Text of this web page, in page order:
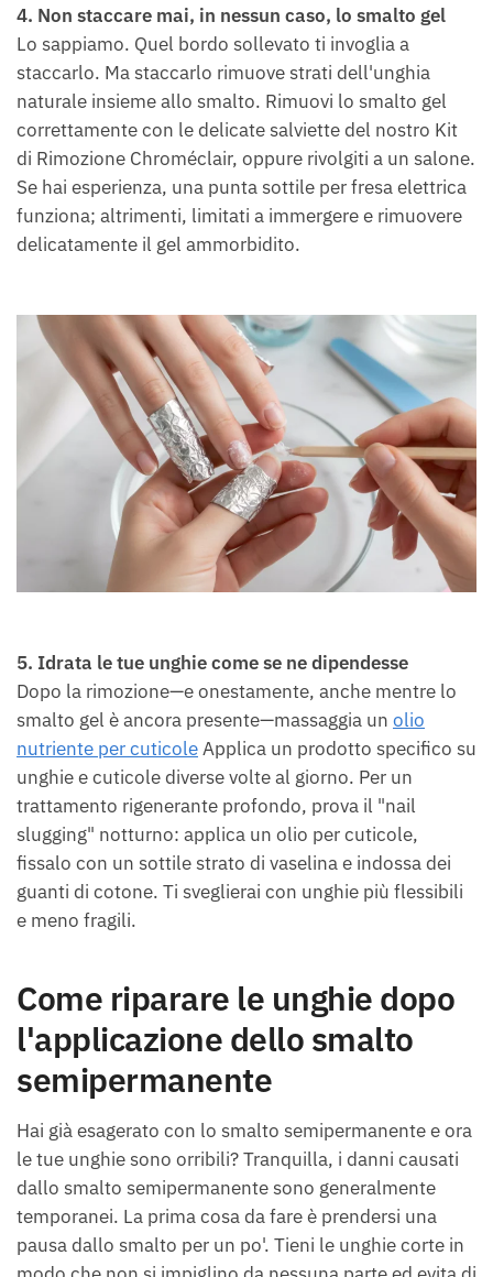
4. Non staccare mai, in nessun caso, lo smalto gel
Lo sappiamo. Quel bordo sollevato ti invoglia a
staccarlo. Ma staccarlo rimuove strati dell'unghia
naturale insieme allo smalto. Rimuovi lo smalto gel
correttamente con le delicate salviette del nostro Kit
di Rimozione Chroméclair, oppure rivolgiti a un salone.
Se hai esperienza, una punta sottile per fresa elettrica
funziona; altrimenti, limitati a immergere e rimuovere
delicatamente il gel ammorbidito.
5. Idrata le tue unghie come se ne dipendesse
Dopo la rimozione—e onestamente, anche mentre lo
smalto gel è ancora presente—massaggia un olio
nutriente per cuticoleApplica un prodotto specifico su
unghie e cuticole diverse volte al giorno. Per un
trattamento rigenerante profondo, prova il "nail
slugging" notturno: applica un olio per cuticole,
fissalo con un sottile strato di vaselina e indossa dei
guanti di cotone. Ti sveglierai con unghie più flessibili
e meno fragili.
Come riparare le unghie dopo
l'applicazione dello smalto
semipermanente
Hai già esagerato con lo smalto semipermanente e ora
le tue unghie sono orribili? Tranquilla, i danni causati
dallo smalto semipermanente sono generalmente
temporanei. La prima cosa da fare è prendersi una
pausa dallo smalto per un po'. Tieni le unghie corte in